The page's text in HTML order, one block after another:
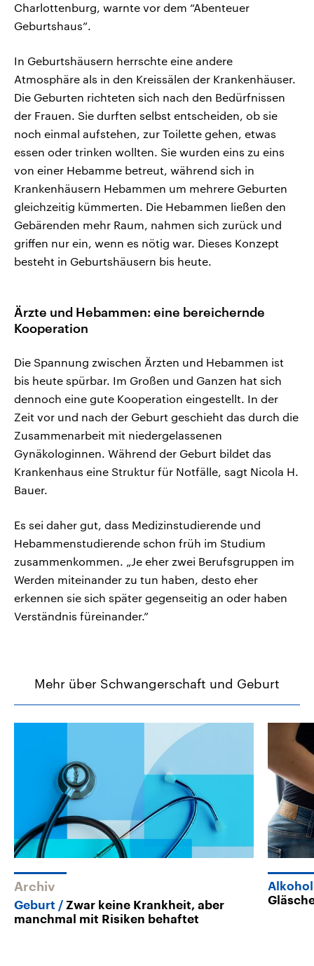
Charlottenburg, warnte vor dem “Abenteuer
Geburtshaus”.
In Geburtshäusern herrschte eine andere
Atmosphäre als in den Kreissälen der Krankenhäuser.
Die Geburten richteten sich nach den Bedürfnissen
der Frauen. Sie durften selbst entscheiden, ob sie
noch einmal aufstehen, zur Toilette gehen, etwas
essen oder trinken wollten. Sie wurden eins zu eins
von einer Hebamme betreut, während sich in
Krankenhäusern Hebammen um mehrere Geburten
gleichzeitig kümmerten. Die Hebammen ließen den
Gebärenden mehr Raum, nahmen sich zurück und
griffen nur ein, wenn es nötig war. Dieses Konzept
besteht in Geburtshäusern bis heute.
Ärzte und Hebammen: eine bereichernde
Kooperation
Die Spannung zwischen Ärzten und Hebammen ist
bis heute spürbar. Im Großen und Ganzen hat sich
dennoch eine gute Kooperation eingestellt. In der
Zeit vor und nach der Geburt geschieht das durch die
Zusammenarbeit mit niedergelassenen
Gynäkologinnen. Während der Geburt bildet das
Krankenhaus eine Struktur für Notfälle, sagt Nicola H.
Bauer.
Es sei daher gut, dass Medizinstudierende und
Hebammenstudierende schon früh im Studium
zusammenkommen. „Je eher zwei Berufsgruppen im
Werden miteinander zu tun haben, desto eher
erkennen sie sich später gegenseitig an oder haben
Verständnis füreinander.”
Mehr über Schwangerschaft und Geburt
Archiv
Geburt
Zwar keine Krankheit, aber
manchmal mit Risiken behaftet